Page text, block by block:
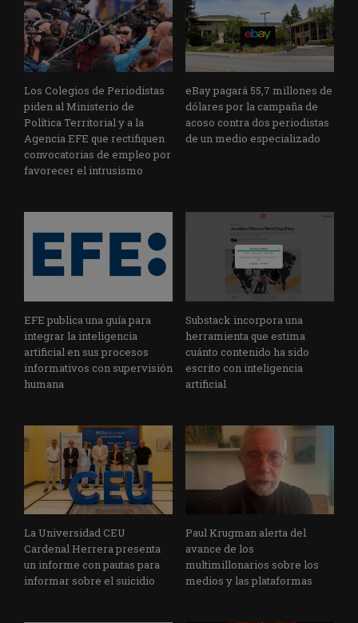
Los Colegios de Periodistas
piden al Ministerio de
Política Territorial y a la
Agencia EFE que rectifiquen
convocatorias de empleo por
favorecer el intrusismo
eBay pagará 55,7 millones de
dólares por la campaña de
acoso contra dos periodistas
de un medio especializado
EFE publica una guía para
integrar la inteligencia
artificial en sus procesos
informativos con supervisión
humana
Substack incorpora una
herramienta que estima
cuánto contenido ha sido
escrito con inteligencia
artificial
La Universidad CEU
Cardenal Herrera presenta
un informe con pautas para
informar sobre el suicidio
Paul Krugman alerta del
avance de los
multimillonarios sobre los
medios y las plataformas